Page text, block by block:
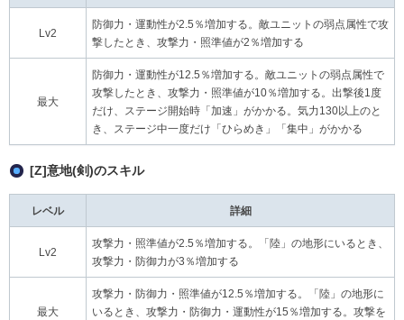
Lv2
防御力・運動性が2.5％増加する。敵ユニットの弱点属性で攻
撃したとき、攻撃力・照準値が2％増加する
最大
防御力・運動性が12.5％増加する。敵ユニットの弱点属性で
攻撃したとき、攻撃力・照準値が10％増加する。出撃後1度
だけ、ステージ開始時「加速」がかかる。気力130以上のと
き、ステージ中一度だけ「ひらめき」「集中」がかかる
[Z]意地(剣)のスキル
レベル 詳細
Lv2
攻撃力・照準値が2.5％増加する。「陸」の地形にいるとき、
攻撃力・防御力が3％増加する
最大
攻撃力・防御力・照準値が12.5％増加する。「陸」の地形に
いるとき、攻撃力・防御力・運動性が15％増加する。攻撃を